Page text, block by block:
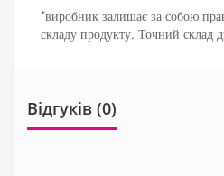
*виробник залишає за собою
складу продукту. Точний склад
Відгуків (0)